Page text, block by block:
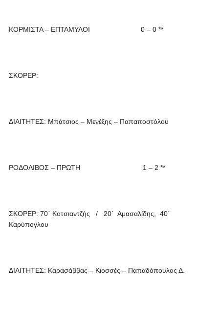
ΚΟΡΜΙΣΤΑ – ΕΠΤΑΜΥΛΟΙ 0 – 0 **
ΣΚΟΡΕΡ:
ΔΙΑΙΤΗΤΕΣ: Μπάτσιος – Μενέξης – Παπαποστόλου
ΡΟΔΟΛΙΒΟΣ – ΠΡΩΤΗ 1 – 2 **
ΣΚΟΡΕΡ: 70΄ Κοτσιαντζής / 20΄ Αμασαλίδης, 40΄
Καρύπογλου
ΔΙΑΙΤΗΤΕΣ: Καρασάββας – Κιοσσές – Παπαδόπουλος Δ.